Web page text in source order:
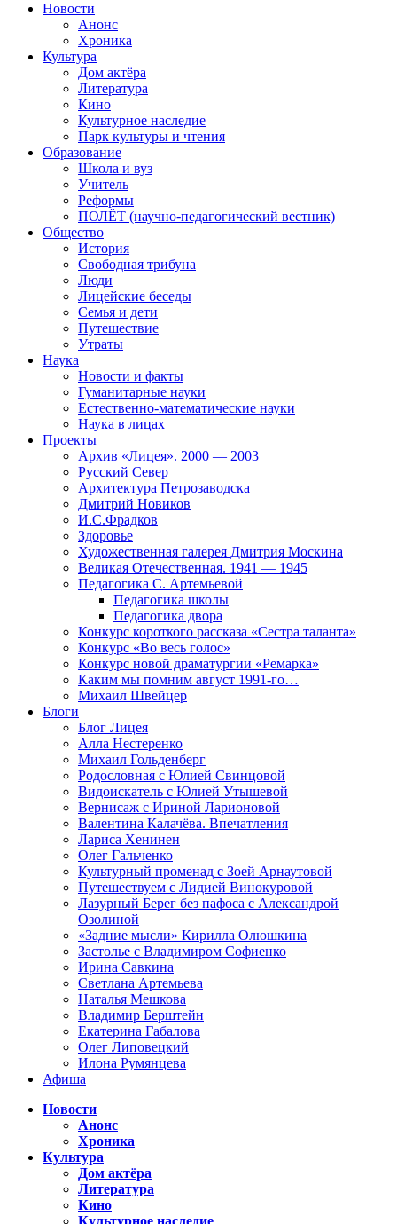
Новости
Анонс
Хроника
Культура
Дом актёра
Литература
Кино
Культурное наследие
Парк культуры и чтения
Образование
Школа и вуз
Учитель
Реформы
ПОЛЁТ (научно-педагогический вестник)
Общество
История
Свободная трибуна
Люди
Лицейские беседы
Семья и дети
Путешествие
Утраты
Наука
Новости и факты
Гуманитарные науки
Естественно-математические науки
Наука в лицах
Проекты
Архив «Лицея». 2000 — 2003
Русский Север
Архитектура Петрозаводска
Дмитрий Новиков
И.С.Фрадков
Здоровье
Художественная галерея Дмитрия Москина
Великая Отечественная. 1941 — 1945
Педагогика С. Артемьевой
Педагогика школы
Педагогика двора
Конкурс короткого рассказа «Сестра таланта»
Конкурс «Во весь голос»
Конкурс новой драматургии «Ремарка»
Каким мы помним август 1991-го…
Михаил Швейцер
Блоги
Блог Лицея
Алла Нестеренко
Михаил Гольденберг
Родословная с Юлией Свинцовой
Видоискатель с Юлией Утышевой
Вернисаж с Ириной Ларионовой
Валентина Калачёва. Впечатления
Лариса Хенинен
Олег Гальченко
Культурный променад с Зоей Арнаутовой
Путешествуем с Лидией Винокуровой
Лазурный Берег без пафоса с Александрой
Озолиной
«Задние мысли» Кирилла Олюшкина
Застолье с Владимиром Софиенко
Ирина Савкина
Светлана Артемьева
Наталья Мешкова
Владимир Берштейн
Екатерина Габалова
Олег Липовецкий
Илона Румянцева
Афиша
Новости
Анонс
Хроника
Культура
Дом актёра
Литература
Кино